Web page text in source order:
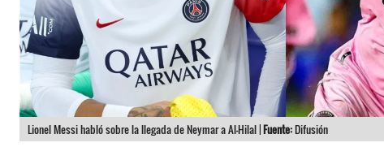
Lionel Messi habló sobre la llegada de Neymar a Al-Hilal |Fuente:Difusión